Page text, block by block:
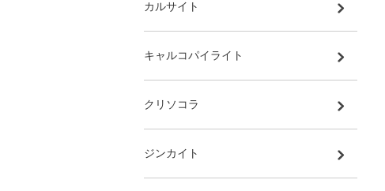
カルサイト
キャルコパイライト
クリソコラ
ジンカイト